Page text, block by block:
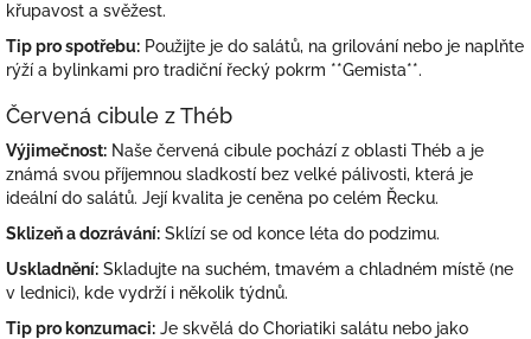
křupavost a svěžest.
Tip pro spotřebu: Použijte je do salátů, na grilování nebo je naplňte
rýží a bylinkami pro tradiční řecký pokrm **Gemista**.
Červená cibule z Théb
Výjimečnost: Naše červená cibule pochází z oblasti Théb a je
známá svou příjemnou sladkostí bez velké pálivosti, která je
ideální do salátů. Její kvalita je ceněna po celém Řecku.
Sklizeň a dozrávání: Sklízí se od konce léta do podzimu.
Uskladnění: Skladujte na suchém, tmavém a chladném místě (ne
v lednici), kde vydrží i několik týdnů.
Tip pro konzumaci: Je skvělá do Choriatiki salátu nebo jako